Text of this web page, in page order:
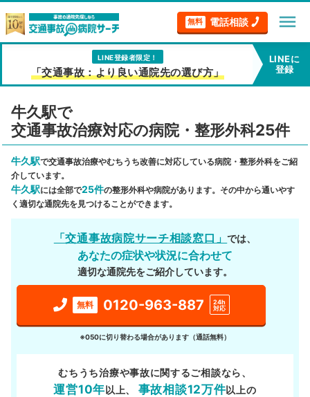
無料 電話相談 menu
LINE登録者限定！
「交通事故：より良い通院先の選び方」
LINEに
登録
牛久駅で
交通事故治療対応の病院・整形外科25件
牛久駅で交通事故治療やむちうち改善に対応している病院・整形外科をご紹
介しています。
牛久駅には全部で25件の整形外科や病院があります。その中から通いやす
く適切な通院先を見つけることができます。
「交通事故病院サーチ相談窓口」では、
あなたの症状や状況に合わせて
適切な通院先をご紹介しています。
無料 0120-963-887
24h
対応
※050に切り替わる場合があります（通話無料）
むちうち治療や事故に関するご相談なら、
運営10年以上、 事故相談12万件以上の